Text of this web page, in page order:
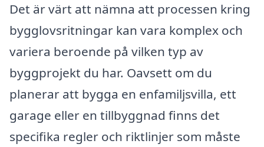
Det är värt att nämna att processen kring
bygglovsritningar kan vara komplex och
variera beroende på vilken typ av
byggprojekt du har. Oavsett om du
planerar att bygga en enfamiljsvilla, ett
garage eller en tillbyggnad finns det
specifika regler och riktlinjer som måste